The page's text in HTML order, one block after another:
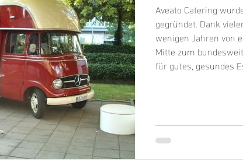
Mexikanische Küche Pasta Pizza Pommes
Süßes Tibetische Küche Vegan Vegane
Aveato Catering wurde 1999 in Berlin am Hackeschen Markt
gegründet. Dank
wenigen Jahren von
Mitte zum
für gutes, gesundes
Bauhöhe von über